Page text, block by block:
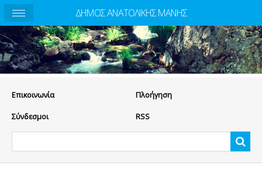
Eπικοινωνία Πλοήγηση
Σύνδεσμοι RSS
ΔΗΜΟΣ ΑΝΑΤΟΛΙΚΗΣ ΜΑΝΗΣ